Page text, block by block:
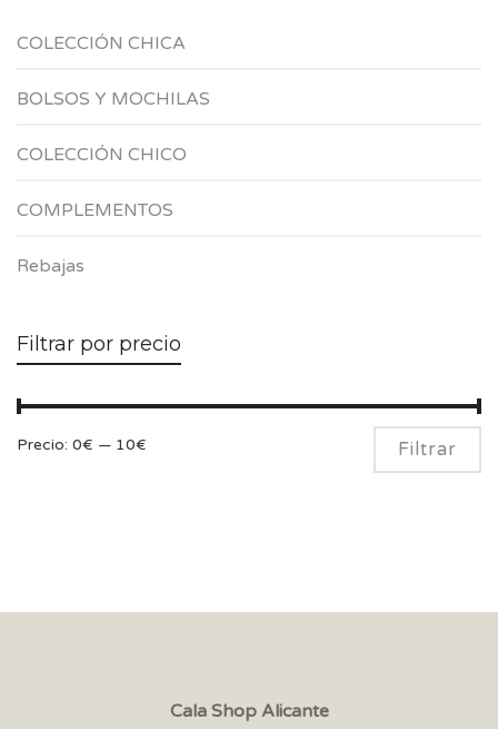
COLECCIÓN CHICA
BOLSOS Y MOCHILAS
COLECCIÓN CHICO
COMPLEMENTOS
Rebajas
Filtrar por precio
Filtrar
Precio: 0€ — 10€
Cala Shop Alicante